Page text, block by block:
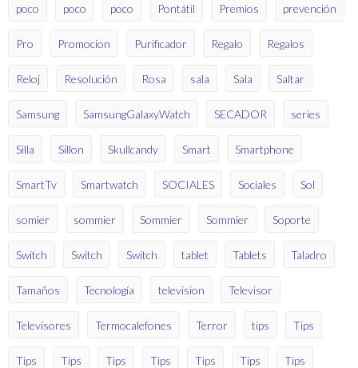
poco poco poco Pontátil Premios prevención
Pro Promocion Purificador Regalo Regalos
Reloj Resolución Rosa sala Sala Saltar
Samsung SamsungGalaxyWatch SECADOR series
Silla Sillon Skullcandy Smart Smartphone
SmartTv Smartwatch SOCIALES Sociales Sol
somier sommier Sommier Sommier Soporte
Switch Switch Switch tablet Tablets Taladro
Tamaños Tecnología television Televisor
Televisores Termocalefones Terror tips Tips
Tips Tips Tips Tips Tips Tips Tips